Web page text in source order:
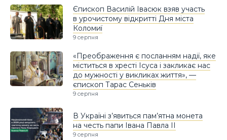
Єпископ Василій Івасюк взяв участь
в урочистому відкритті Дня міста
Коломиї
9 серпня
«Преображення є посланням надії, яке
міститься в хресті Ісуса і закликає нас
до мужності у викликах життя», —
єпископ Тарас Сеньків
9 серпня
В Україні з’явиться пам’ятна монета
на честь папи Івана Павла II
9 серпня